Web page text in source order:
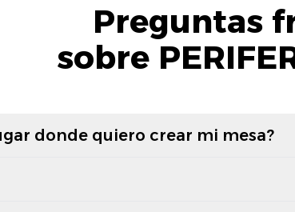
Preguntas
sobre
donde quiero crear mi mesa?